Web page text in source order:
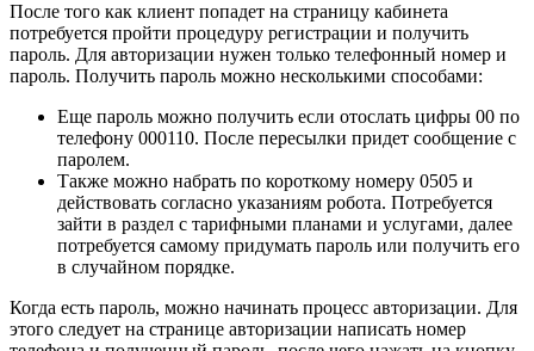
После того как клиент попадет на страницу кабинета
потребуется пройти процедуру регистрации и получить
пароль. Для авторизации нужен только телефонный номер и
пароль. Получить пароль можно несколькими способами:
Еще пароль можно получить если отослать цифры 00 по
телефону 000110. После пересылки придет сообщение с
паролем.
Также можно набрать по короткому номеру 0505 и
действовать согласно указаниям робота. Потребуется
зайти в раздел с тарифными планами и услугами, далее
потребуется самому придумать пароль или получить его
в случайном порядке.
Когда есть пароль, можно начинать процесс авторизации. Для
этого следует на странице авторизации написать номер